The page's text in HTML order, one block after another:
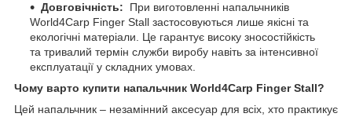
Довговічність: При виготовленні напальчників
World4Carp Finger Stall застосовуються лише якісні та
екологічні матеріали. Це гарантує високу зносостійкість
та тривалий термін служби виробу навіть за інтенсивної
експлуатації у складних умовах.
Чому варто купити напальчник World4Carp Finger Stall?
Цей напальчник – незамінний аксесуар для всіх, хто практикує